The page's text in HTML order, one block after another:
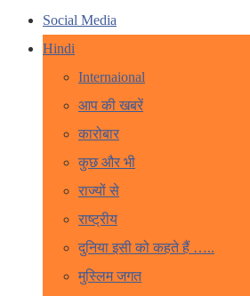
Social Media
Hindi
Internaional
आप की खबरें
कारोबार
कुछ और भी
राज्यों से
राष्ट्रीय
दुनिया इसी को कहते हैं …..
मुस्लिम जगत